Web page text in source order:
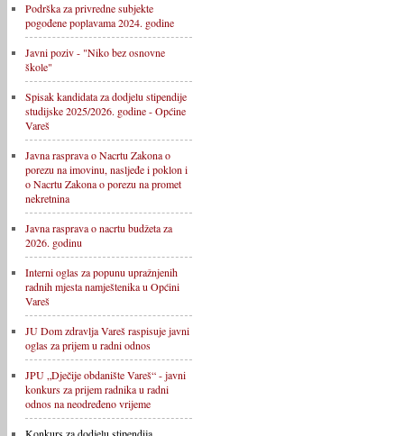
Podrška za privredne subjekte
pogođene poplavama 2024. godine
Javni poziv - "Niko bez osnovne
škole"
Spisak kandidata za dodjelu stipendije
studijske 2025/2026. godine - Općine
Vareš
Javna rasprava o Nacrtu Zakona o
porezu na imovinu, nasljeđe i poklon i
o Nacrtu Zakona o porezu na promet
nekretnina
Javna rasprava o nacrtu budžeta za
2026. godinu
Interni oglas za popunu upražnjenih
radnih mjesta namještenika u Općini
Vareš
JU Dom zdravlja Vareš raspisuje javni
oglas za prijem u radni odnos
JPU „Dječije obdanište Vareš“ - javni
konkurs za prijem radnika u radni
odnos na neodređeno vrijeme